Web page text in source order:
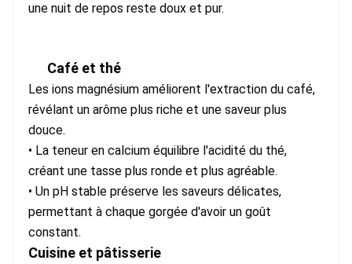
une nuit de repos reste doux et pur.
Café et thé
Les ions magnésium améliorent l'extraction du café,
révélant un arôme plus riche et une saveur plus
douce.
• La teneur en calcium équilibre l'acidité du thé,
créant une tasse plus ronde et plus agréable.
• Un pH stable préserve les saveurs délicates,
permettant à chaque gorgée d'avoir un goût
constant.
Cuisine et pâtisserie